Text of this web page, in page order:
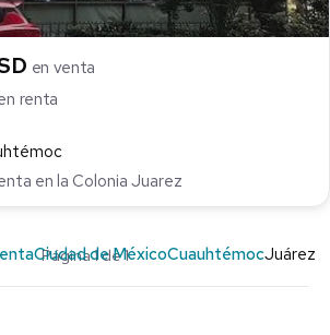
en venta
renta
en la Colonia Juarez
Página 1 de 1
Ciudad de MéxicoCuauhtémocJuárez